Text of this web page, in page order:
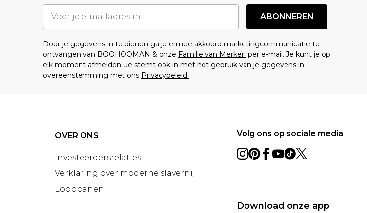
ABONNEREN
Door je gegevens in te dienen ga je ermee akkoord marketingcommunicatie te
ontvangen van BOOHOOMAN & onze Familie van Merken per e-mail. Je kunt je op
elk moment afmelden. Je stemt ook in met het gebruik van je gegevens in
overeenstemming met ons Privacybeleid.
OVER ONS
Investeerdersrelaties
Verklaring over moderne slavernij
Loopbanen
Volg ons op sociale media
Download onze app